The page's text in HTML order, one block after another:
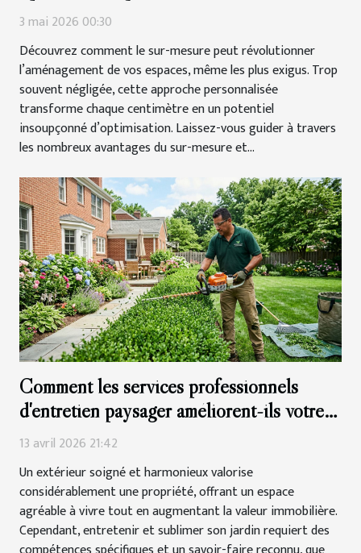
3 mai 2026 00:30
Découvrez comment le sur-mesure peut révolutionner
l’aménagement de vos espaces, même les plus exigus. Trop
souvent négligée, cette approche personnalisée
transforme chaque centimètre en un potentiel
insoupçonné d’optimisation. Laissez-vous guider à travers
les nombreux avantages du sur-mesure et...
Comment les services professionnels
d'entretien paysager améliorent-ils votre
extérieur ?
13 avril 2026 21:42
Un extérieur soigné et harmonieux valorise
considérablement une propriété, offrant un espace
agréable à vivre tout en augmentant la valeur immobilière.
Cependant, entretenir et sublimer son jardin requiert des